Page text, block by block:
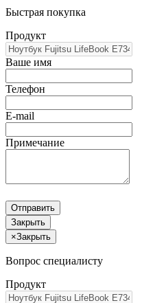
Быстрая покупка
Продукт
Ваше имя
Телефон
E-mail
Примечание
Отправить
Закрыть
×Закрыть
Вопрос специалисту
Продукт